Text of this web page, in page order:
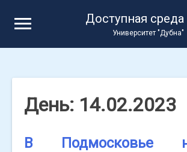
Доступная среда
Университет "Дубна"
День: 14.02.2023
В Подмосковье